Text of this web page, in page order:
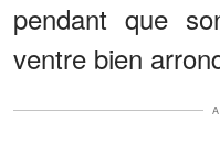
pendant que
ventre bien